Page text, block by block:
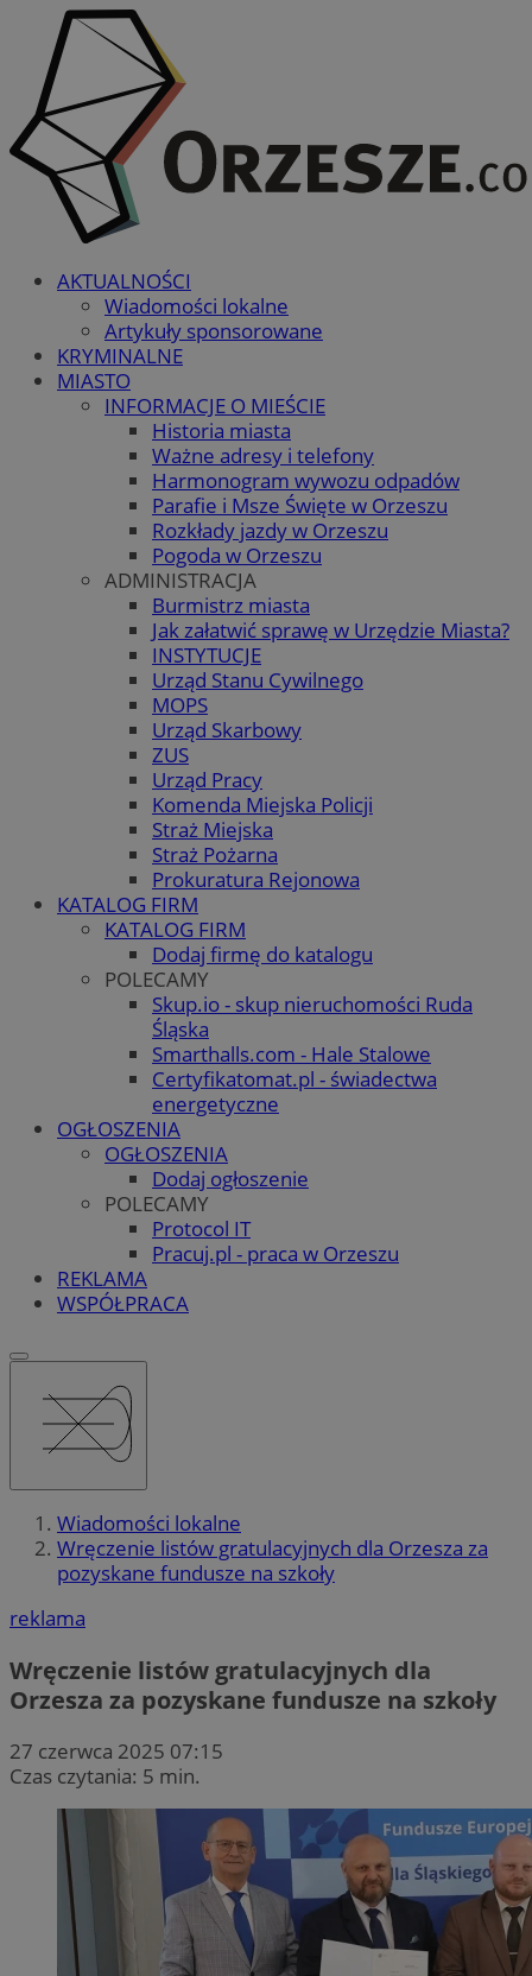
AKTUALNOŚCI
Wiadomości lokalne
Artykuły sponsorowane
KRYMINALNE
MIASTO
INFORMACJE O MIEŚCIE
Historia miasta
Ważne adresy i telefony
Harmonogram wywozu odpadów
Parafie i Msze Święte w Orzeszu
Rozkłady jazdy w Orzeszu
Pogoda w Orzeszu
ADMINISTRACJA
Burmistrz miasta
Jak załatwić sprawę w Urzędzie Miasta?
INSTYTUCJE
Urząd Stanu Cywilnego
MOPS
Urząd Skarbowy
ZUS
Urząd Pracy
Komenda Miejska Policji
Straż Miejska
Straż Pożarna
Prokuratura Rejonowa
KATALOG FIRM
KATALOG FIRM
Dodaj firmę do katalogu
POLECAMY
Skup.io - skup nieruchomości Ruda
Śląska
Smarthalls.com - Hale Stalowe
Certyfikatomat.pl - świadectwa
energetyczne
OGŁOSZENIA
OGŁOSZENIA
Dodaj ogłoszenie
POLECAMY
Protocol IT
Pracuj.pl - praca w Orzeszu
REKLAMA
WSPÓŁPRACA
Wiadomości lokalne
Wręczenie listów gratulacyjnych dla Orzesza za
pozyskane fundusze na szkoły
reklama
Wręczenie listów gratulacyjnych dla
Orzesza za pozyskane fundusze na szkoły
27 czerwca 2025 07:15
Czas czytania: 5 min.